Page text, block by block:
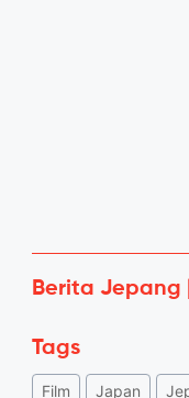
Berita Jepang
Tags
Film Japan